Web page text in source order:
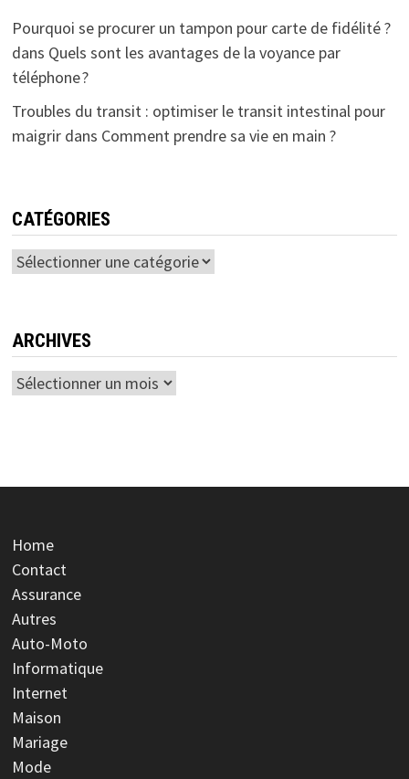
Pourquoi se procurer un tampon pour carte de fidélité ?
dans Quels sont les avantages de la voyance par
téléphone ?
Troubles du transit : optimiser le transit intestinal pour
maigrirdans Comment prendre sa vie en main ?
CATÉGORIES
Catégories
ARCHIVES
Archives
Home
Contact
Assurance
Autres
Auto-Moto
Informatique
Internet
Maison
Mariage
Mode